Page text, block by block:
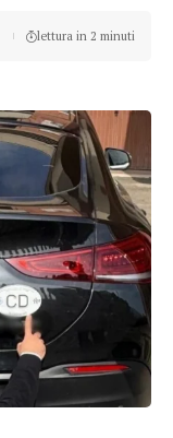
lettura in 2 minuti